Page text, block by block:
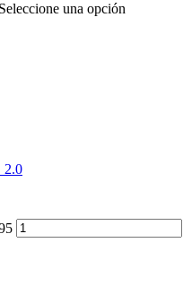
Seleccione una opción